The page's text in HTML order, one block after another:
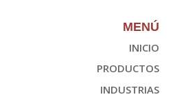
MENÚ
INICIO
PRODUCTOS
INDUSTRIAS